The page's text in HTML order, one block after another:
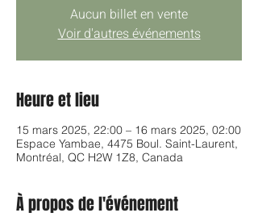
Aucun billet en vente
Voir d'autres événements
Heure et lieu
15 mars 2025, 22:00 – 16 mars 2025, 02:00
Espace Yambae, 4475 Boul. Saint-Laurent,
Montréal, QC H2W 1Z8, Canada
À propos de l'événement